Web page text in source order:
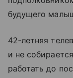
будущего
42-летняя
и не
работать до